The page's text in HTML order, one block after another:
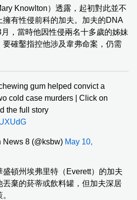
Knowlton）透露，起初對此並不
擁有性侵前科的加夫。加夫的DNA
，當時他因性侵兩名十多歲的姊妹
確鑿指控他涉及韋弗命案，仍需
gum helped convict a
cold case murders | Click on
the full story
8 (@ksbw) May 10,
頓州埃弗里特（Everett）的加夫
丟棄的菸蒂或飲料罐，但加夫深居